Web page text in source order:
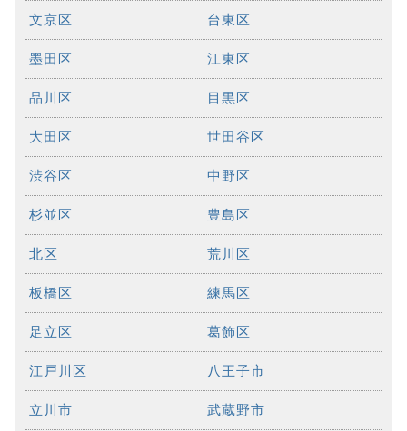
文京区 台東区
墨田区 江東区
品川区 目黒区
大田区 世田谷区
渋谷区 中野区
杉並区 豊島区
北区 荒川区
板橋区 練馬区
足立区 葛飾区
江戸川区 八王子市
立川市 武蔵野市